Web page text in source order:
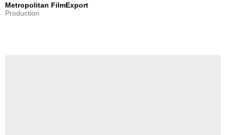
Metropolitan FilmExport
Production